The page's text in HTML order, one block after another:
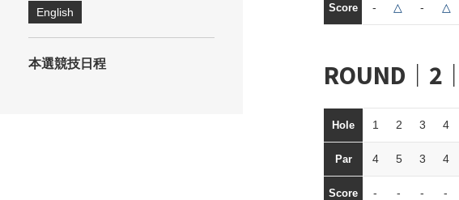
Score - △ - △
ROUND｜2｜
Hole 1 2 3 4
Par 4 5 3 4
Score - - - -
English
本選競技日程